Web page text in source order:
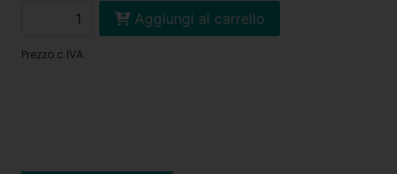
Aggiungi al carrello
Prezzo c.IVA